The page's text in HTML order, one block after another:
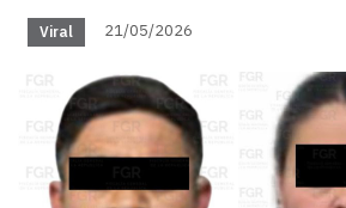
Viral 21/05/2026